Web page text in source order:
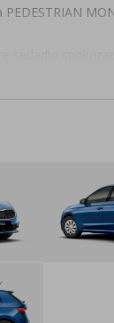
udržiavania v
svetelný senzor
rozpoznania
+ LED denné
vpredu
a vyhrievané